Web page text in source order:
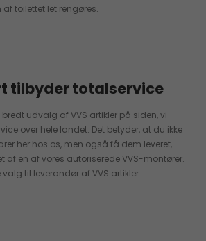
toilettet let rengøres.
tilbyder totalservice
bredt udvalg af VVS artikler på siden, vi
over hele landet. Det betyder, at du ikke
her hos os, men også få dem leveret,
af en af vores autoriserede VVS-montører.
valg til leverandør af VVS artikler.